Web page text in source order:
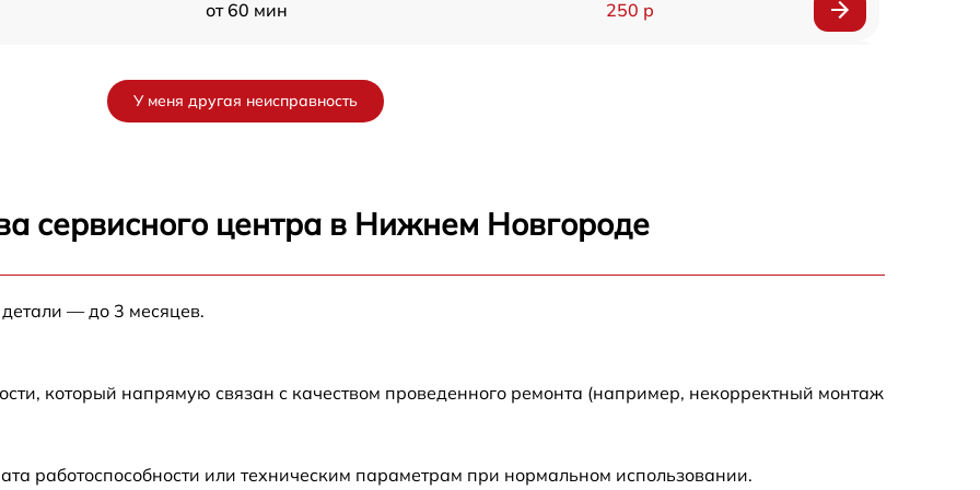
от 60 мин 250 р
У меня другая неисправность
сервисного центра в Нижнем Новгороде
— до 3 месяцев.
который напрямую связан с качеством проведенного ремонта (например, некорректный монтаж
работоспособности или техническим параметрам при нормальном использовании.